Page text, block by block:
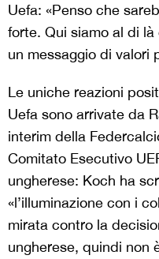
Uefa: «Penso che
forte. Qui siamo al di
un messaggio di valori
Le uniche reazioni
Uefa sono arrivate da
interim della
Comitato Esecutivo
ungherese: Koch ha
«l’illuminazione con i
mirata contro la
ungherese, quindi non